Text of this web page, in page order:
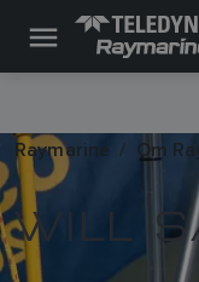
Raymarine Om
WILL